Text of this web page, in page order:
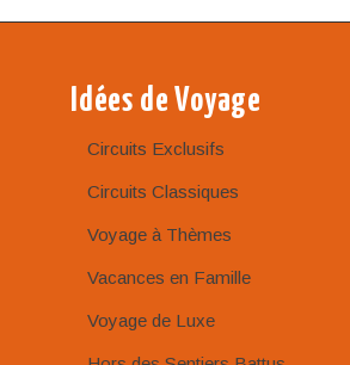
Idées de Voyage
Circuits Exclusifs
Circuits Classiques
Voyage à Thèmes
Vacances en Famille
Voyage de Luxe